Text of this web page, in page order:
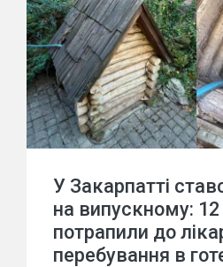
У Закарпатті
на випускному: 12
потрапили до
перебування в